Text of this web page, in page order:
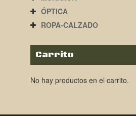
ÓPTICA
ROPA-CALZADO
Carrito
No hay productos en el carrito.